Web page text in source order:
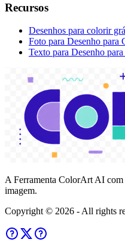
Recursos
Desenhos para colorir
Foto para Desenho para
Texto para Desenho
A Ferramenta ColorArt AI com
imagem.
Copyright © 2026 - All rights